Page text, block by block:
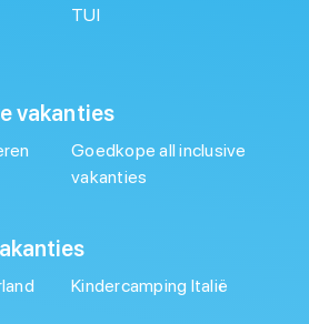
TUI
vakanties
Goedkope all inclusive
vakanties
Kindercamping Italië